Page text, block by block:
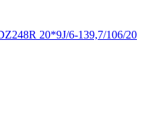
20*9J/6-139,7/106/20